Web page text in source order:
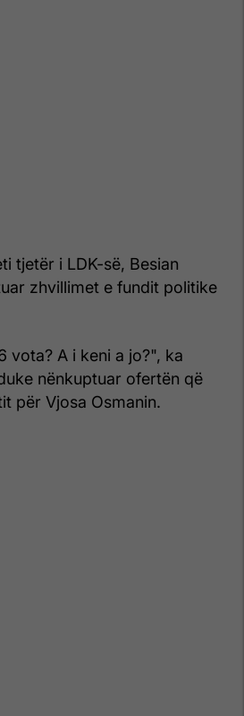
tjetër i LDK-së, Besian
zhvillimet e fundit politike
vota? A i keni a jo?", ka
nënkuptuar ofertën që
për Vjosa Osmanin.